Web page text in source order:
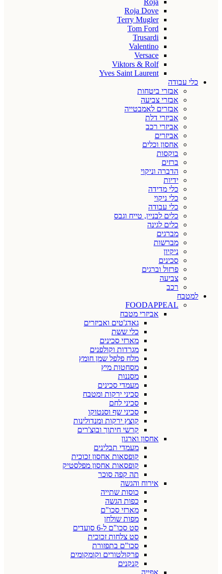
Roja
Roja Dove
Terry Mugler
Tom Ford
Trusardi
Valentino
Versace
Viktors & Rolf
Yves Saint Laurent
כלי עבודה
אבזרי ביטחות
אבזרי צביעה
אבזרים לאמבטייה
אביזרי דלת
אביזרי רכב
אביזרים
אחסון וכלים
בוקסות
ברזים
הדברה וניקוי
ידיות
כלי מדידה
כלי ניקוי
כלי עבודה
כלים לבניין, טייח וגבס
כלים לגינה
מברגים
מברשות
ניקיון
סכינים
פרזול וברגים
צביעה
רכב
למטבח
FOODAPPEAL
אביזרי מטבח
גאדג'טים ואביזרים
כלי ששת
מארזי סכינים
מגרדות וקולפנים
מלח פלפל שמן חומץ
מסחטות מיץ
מסננות
מעמדי סכינים
סכיני ירקות ומטבח
סכיני לחם
סכיני שף וסנטוקו
קוצץ ירקות ומנדולינות
קרשי חיתוך ובוצ'רים
אחסון וארגון
מעמדי תבלינים
קופסאות אחסון זכוכית
קופסאות אחסון מפלסטיק
תה קפה סוכר
אירוח והגשה
כוסות שתייה
כפות הגשה
מארזי סכו"ם
מפות שולחן
סט סכו"ם ל-6 סועדים
סט צלחות זכוכית
סכו"ם בתפזורת
פרקולטורים וקומקומים
קנקנים
אפייה